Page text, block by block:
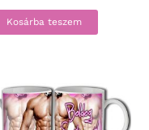
Kosárba teszem